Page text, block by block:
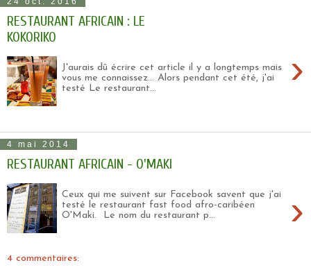
RESTAURANT AFRICAIN : LE
KOKORIKO
›
J'aurais dû écrire cet article il y a longtemps mais
vous me connaissez... Alors pendant cet été, j'ai
testé Le restaurant...
4 mai 2014
RESTAURANT AFRICAIN - O'MAKI
›
Ceux qui me suivent sur Facebook savent que j'ai
testé le restaurant fast food afro-caribéen
O'Maki. Le nom du restaurant p...
4 commentaires: